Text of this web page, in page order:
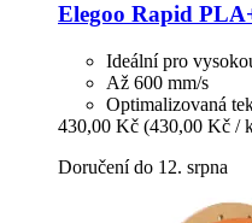
Elegoo Rapid
Ideální pro
Až 600 mm/s
Optimalizovaná
430,00 Kč (430,00 Kč /
Doručení do 12. srpna